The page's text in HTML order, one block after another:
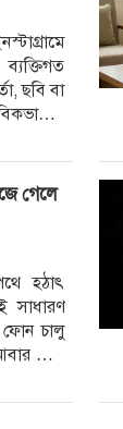
ছবি বা
গেলে
হঠাৎ
সাধারণ
চালু
কেউ